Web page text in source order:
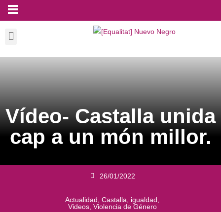
Vídeo- Castalla unida
cap a un món millor.
26/01/2022
Actualidad ,Castalla igualdad
Videos, Violencia de Género